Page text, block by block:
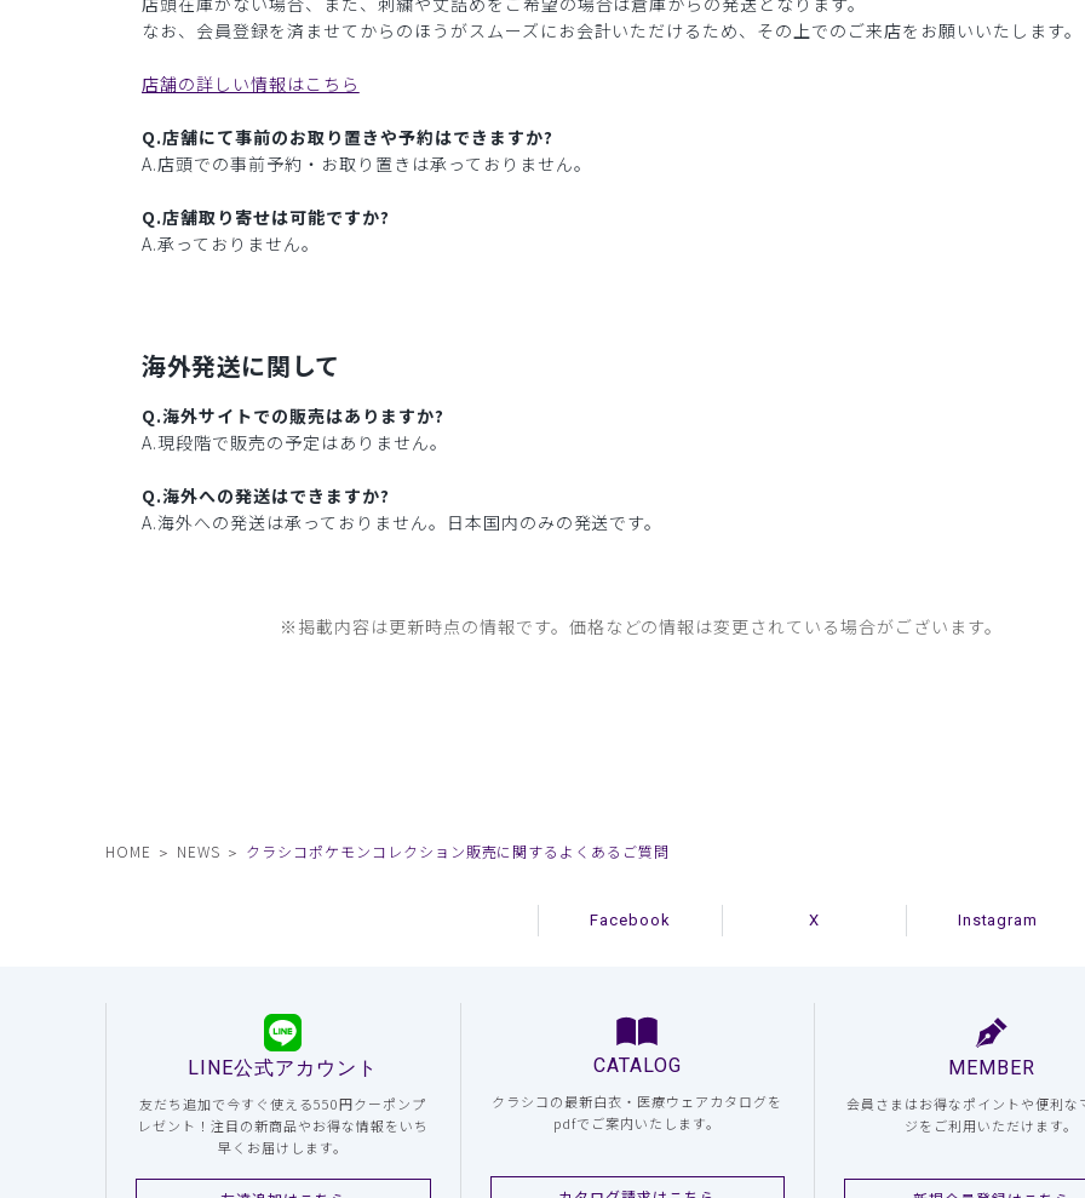
なお、会員登録を済ませてからのほうがスムーズにお会計いただけるため、その上でのご来店をお願いいたします。
店舗の詳しい情報はこちら
Q.店舗にて事前のお取り置きや予約はできますか?
A.店頭での事前予約・お取り置きは承っておりません。
Q.店舗取り寄せは可能ですか?
A.承っておりません。
海外発送に関して
Q.海外サイトでの販売はありますか?
A.現段階で販売の予定はありません。
Q.海外への発送はできますか?
A.海外への発送は承っておりません。日本国内のみの発送です。
※掲載内容は更新時点の情報です。価格などの情報は変更されている場合がございます。
HOME NEWS クラシコポケモンコレクション販売に関するよくあるご質問
Facebook X Instagram
LINE公式アカウント
友だち追加で今すぐ使える550円クーポンプ
レゼント！注目の新商品やお得な情報をいち
早くお届けします。
CATALOG
クラシコの最新白衣・医療ウェアカタログを
pdfでご案内いたします。
MEMBER
会員さまはお得なポイントや便利な
ジをご利用いただけます。